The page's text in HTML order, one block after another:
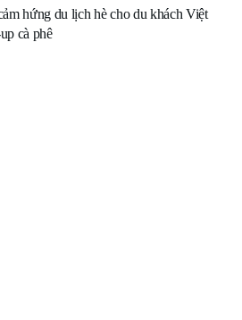
hứng du lịch hè cho du khách Việt
cà phê